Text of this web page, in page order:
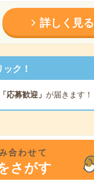
詳しく見る
ク！
応募歓迎」 が届きます！
合わせて
さがす